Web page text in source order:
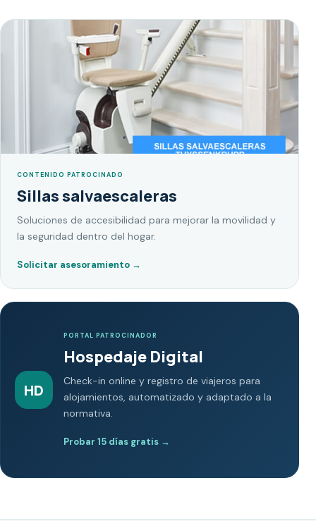
CONTENIDO PATROCINADO
Sillas salvaescaleras
Soluciones de accesibilidad para mejorar la movilidad y
la seguridad dentro del hogar.
Solicitar asesoramiento →
HD
PORTAL PATROCINADOR
Hospedaje Digital
Check-in online y registro de viajeros para
alojamientos, automatizado y adaptado a la
normativa.
Probar 15 días gratis →